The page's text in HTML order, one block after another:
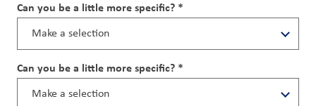
Approvisionnement
Investisseurs
Can you be a little more specific? *
Can you be a little more specific? *